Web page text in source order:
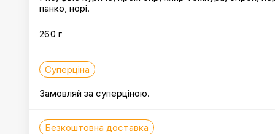
панко, норі.
260 г
Суперціна
Замовляй за суперціною.
Безкоштовна доставка